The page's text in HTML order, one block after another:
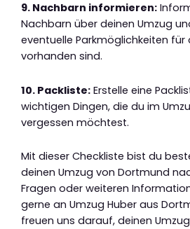
9. Nachbarn informieren:
Nachbarn über deinen Umzug
eventuelle Parkmöglichkeiten
vorhanden sind.
10. Packliste: Erstelle eine
wichtigen Dingen, die du im
vergessen möchtest.
Mit dieser Checkliste bist du
deinen Umzug von Dortmund
Fragen oder weiteren
gerne an Umzug Huber aus
freuen uns darauf, deinen